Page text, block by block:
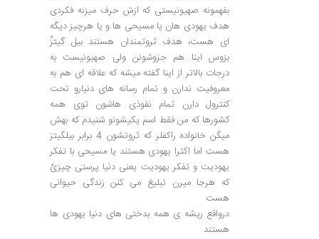
بفهمونه صهیونیستی که ازش حرف میزنه فکردی
هدف یهودی هان یا مسیحی ها و یا هرچیز دیگه
ای هست، هدف ثروتمندان هستند بیل گیتزُ
بزوس اینا هم جزوشونن ولی صهیونیست به
درجات بالاتر از اینا گفته میشه که علاقه ای هم به
معروفیت ندارن و تمام رسانه های دنیارو تحت
کنترول دارن تمام نفوذی هاشون توی همه
کشورها که من فقط اسم یکیشونو شنیدم که بهش
میگن خانواده راکفلر که ثروتشون 4 برابر بیلگیتز
هست اما اکثرا یهودی هستند یا مسیحی با تفکر
یهودیت و تفکر یهودیت یعنی دنیا پرستی چیزیُ
که هرجا میرن تبلیغ می کنن زندگی حیوانی
هست
درواقع ریشه ی همه بدختی های دنیا یهودی ها
هستند